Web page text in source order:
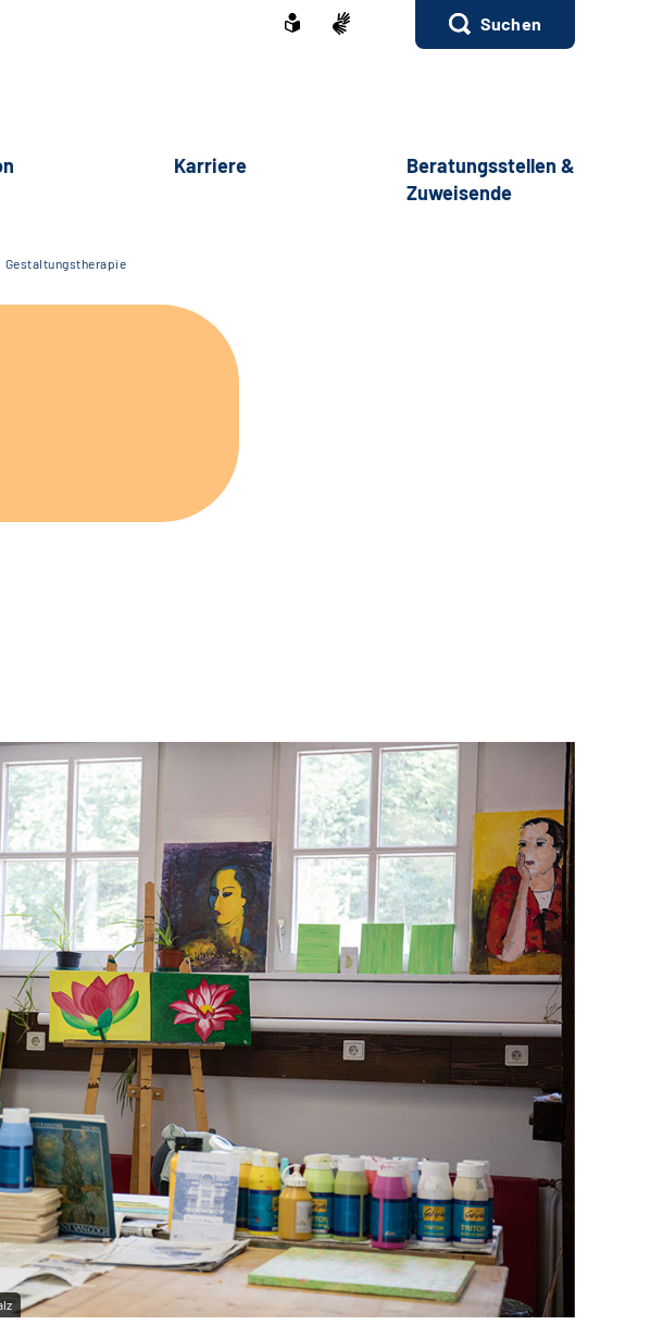
Suchen
Karriere
Beratungsstellen &
Zuweisende
Gestaltungstherapie